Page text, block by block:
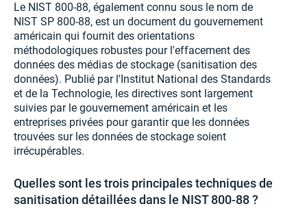
Le NIST 800-88, également connu sous le nom de
NIST SP 800-88, est un document du gouvernement
américain qui fournit des orientations
méthodologiques robustes pour l'effacement des
données des médias de stockage (sanitisation des
données). Publié par l'Institut National des Standards
et de la Technologie, les directives sont largement
suivies par le gouvernement américain et les
entreprises privées pour garantir que les données
trouvées sur les données de stockage soient
irrécupérables.
Quelles sont les trois principales techniques de
sanitisation détaillées dans le NIST 800-88 ?